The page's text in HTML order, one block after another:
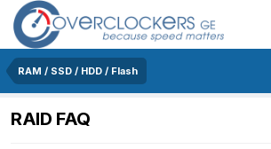
RAM / SSD / HDD / Flash
RAID FAQ